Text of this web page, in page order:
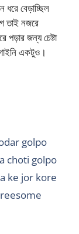
ধরে বেড়াচ্ছিল
তাই নজরে
জন্য চেষ্টা
একটুও।
golpo
choti golpo
ke jor kore